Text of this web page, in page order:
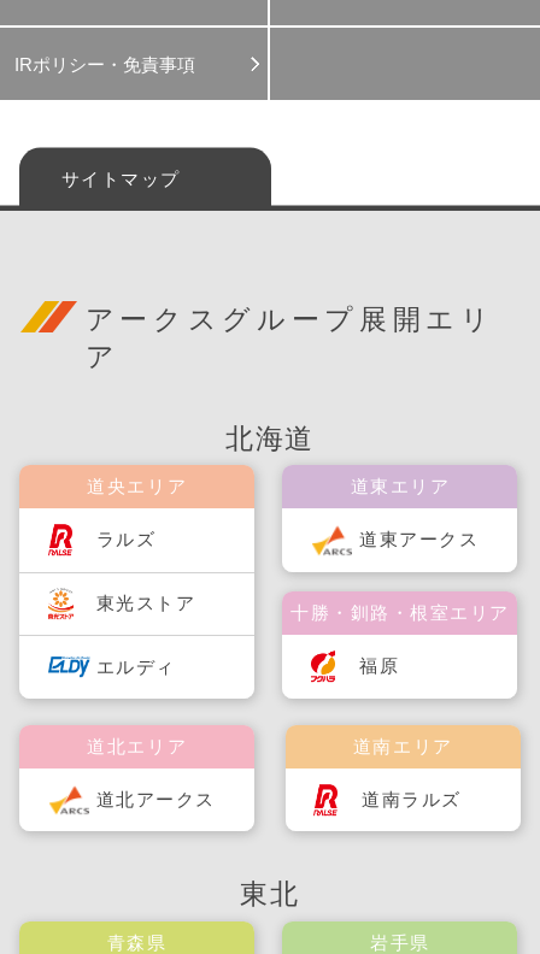
IRポリシー・免責事項
サイトマップ
アークスグループ展開エリ
ア
北海道
道央エリア
ラルズ
東光ストア
エルディ
道南エリア
道南ラルズ
道北エリア
道北アークス
道東エリア
道東アークス
十勝・釧路・根室エリア
福原
東北
青森県 岩手県